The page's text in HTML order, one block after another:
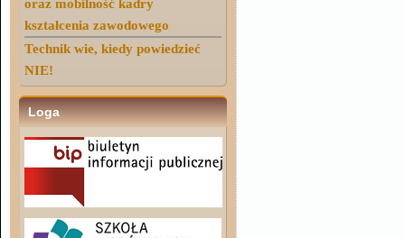
oraz mobilność kadry
kształcenia zawodowego
Technik wie, kiedy powiedzieć
NIE!
Loga